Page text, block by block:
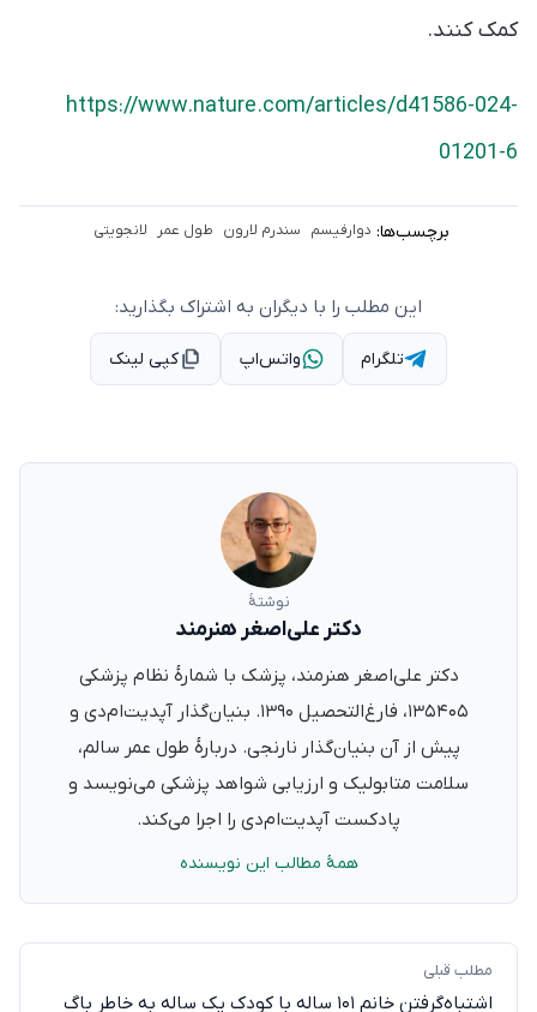
کمک کنند.
https://www.nature.com/articles/d41586-024-
01201-6
برچسب‌ها: دوارفیسم سندرم لارون طول عمر لانجویتی
این مطلب را با دیگران به اشتراک بگذارید:
تلگرام واتس‌اپ کپی لینک
نوشتهٔ
دکتر علی‌اصغر هنرمند
دکتر علی‌اصغر هنرمند، پزشک با شمارهٔ نظام پزشکی
۱۳۵۴۰۵، فارغ‌التحصیل ۱۳۹۰. بنیان‌گذار آپدیت‌ام‌دی و
پیش از آن بنیان‌گذار نارنجی. دربارهٔ طول عمر سالم،
سلامت متابولیک و ارزیابی شواهد پزشکی می‌نویسد و
پادکست آپدیت‌ام‌دی را اجرا می‌کند.
همهٔ مطالب این نویسنده
مطلب قبلی
اشتباه‌گرفتن خانم ۱۰۱ ساله با کودک یک ساله به خاطر باگ